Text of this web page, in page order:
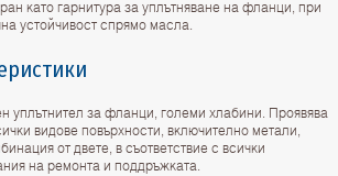
като гарнитура за уплътняване на фланци, при
устойчивост спрямо масла.
уплътнител за фланци, големи хлабини. Проявява
видове повърхности, включително метали,
от двете, в съответствие с всички
на ремонта и поддръжката.